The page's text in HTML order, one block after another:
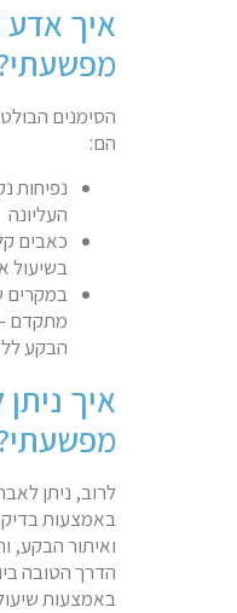
איך
הסימנים
הם:
נפיחות
העליונה
כאבים
בשיעול
במקרים
מתקדם
הבקע
איך
לרוב, ניתן
באמצעות
ואיתור הבקע,
הדרך הטובה
באמצעות